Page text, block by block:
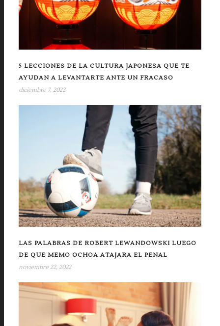
5 LECCIONES DE LA CULTURA JAPONESA QUE TE
AYUDAN A LEVANTARTE ANTE UN FRACASO
diciembre 7, 2022
LAS PALABRAS DE ROBERT LEWANDOWSKI LUEGO
DE QUE MEMO OCHOA ATAJARA EL PENAL
noviembre 22, 2022